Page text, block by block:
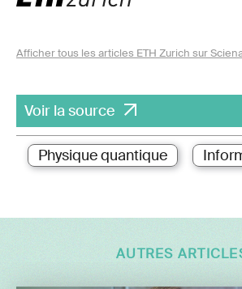
Afficher tous les articles ETH Zurich sur
Voir la source
Physique quantique
AUTRES